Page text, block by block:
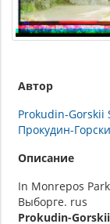
Автор
Prokudin-Gorskii
Прокудин-
Описание
In Monrepos
Выборге. rus
Prokudin-